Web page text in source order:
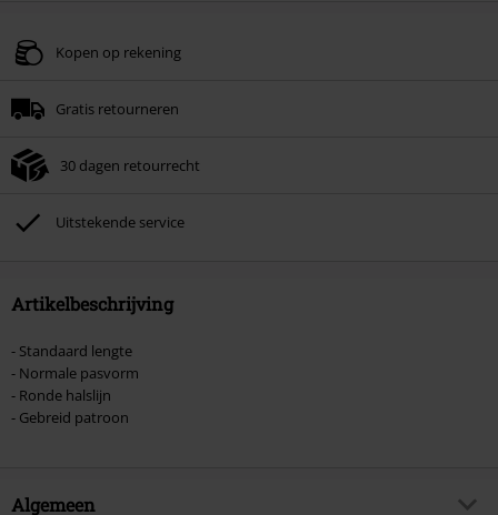
Kopen op rekening
Gratis retourneren
30 dagen retourrecht
Uitstekende service
Artikelbeschrijving
- Standaard lengte
- Normale pasvorm
- Ronde halslijn
- Gebreid patroon
Algemeen